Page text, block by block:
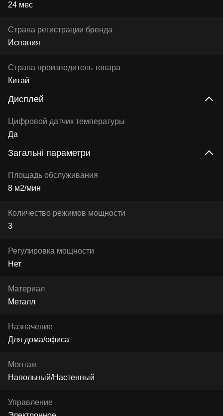
24 мес
Страна регистрации бренда
Испания
Страна производитель товара
Китай
Дисплей
Цифровой датчик температуры
Да
Загальні параметри
Площадь обслуживания
8 м2/мин
Количество режимов мощности
3
Регулировка мощности
Нет
Материал
Металл
Назначение
Для дома/офиса
Монтаж
Напольный/Настенный
Управление